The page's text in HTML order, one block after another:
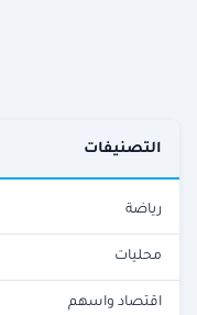
التصنيفات
رياضة
محليات
اقتصاد واسهم